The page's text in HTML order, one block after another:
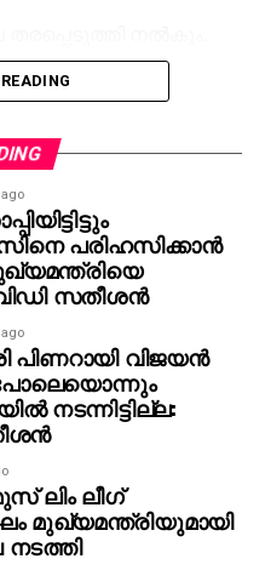
രൂപയും മൊത്തം
ലക്ഷം രൂപ
അർഹരായ
സന്ദർശിച്ച്
കാർഡ്, ആധാർ
ശേഷം പുനരധിവാസം
സമീർ
പരിഹസിക്കാന്‍
വിഡി സതീശന്‍
പിണറായി വിജയൻ
നടന്നിട്ടില്ല:
ലിം ലീഗ്
മുഖ്യമന്ത്രിയുമായി
നടത്തി